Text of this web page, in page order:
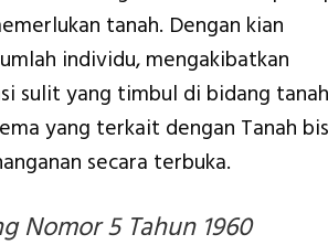
tanah. Dengan kian
individu, mengakibatkan
sulit yang timbul di bidang tanah
yang terkait dengan Tanah
secara terbuka.
Nomor 5 Tahun 1960